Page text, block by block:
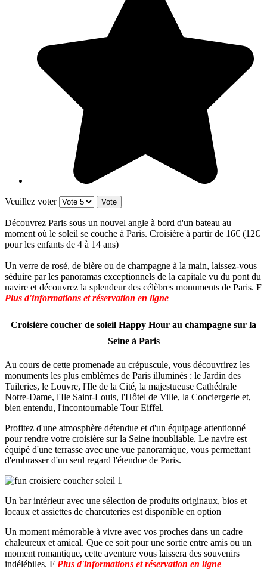
Veuillez voter
Découvrez Paris sous un nouvel angle à bord d'un bateau au
moment où le soleil se couche à Paris. Croisière à partir de 16€ (12€
pour les enfants de 4 à 14 ans)
Un verre de rosé, de bière ou de champagne à la main, laissez-vous
séduire par les panoramas exceptionnels de la capitale vu du pont du
navire et découvrez la splendeur des célèbres monuments de Paris. F
Plus d'informations et réservation en ligne
Croisière coucher de soleil Happy Hour au champagne sur la
Seine à Paris
Au cours de cette promenade au crépuscule, vous découvrirez les
monuments les plus emblèmes de Paris illuminés : le Jardin des
Tuileries, le Louvre, l'Ile de la Cité, la majestueuse Cathédrale
Notre-Dame, l'Ile Saint-Louis, l'Hôtel de Ville, la Conciergerie et,
bien entendu, l'incontournable Tour Eiffel.
Profitez d'une atmosphère détendue et d'un équipage attentionné
pour rendre votre croisière sur la Seine inoubliable. Le navire est
équipé d'une terrasse avec une vue panoramique, vous permettant
d'embrasser d'un seul regard l'étendue de Paris.
Un bar intérieur avec une sélection de produits originaux, bios et
locaux et assiettes de charcuteries est disponible en option
Un moment mémorable à vivre avec vos proches dans un cadre
chaleureux et amical. Que ce soit pour une sortie entre amis ou un
moment romantique, cette aventure vous laissera des souvenirs
indélébiles. F Plus d'informations et réservation en ligne